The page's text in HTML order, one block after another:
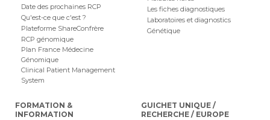
Date des prochaines RCP
Qu'est-ce que c'est ?
Plateforme ShareConfrère
RCP génomique
Plan France Médecine
Génomique
Clinical Patient Management
System
Les fiches diagnostiques
Laboratoires et diagnostics
Génétique
FORMATION &
INFORMATION
GUICHET UNIQUE /
RECHERCHE / EUROPE